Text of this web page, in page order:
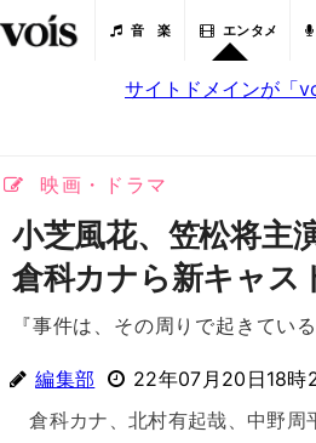
音 楽 エンタメ
サイトドメインが「
映画・ドラマ
小芝風花、笠松将主
倉科カナら新キャス
『事件は、その周りで起きている
編集部 22年07月20日18時
倉科カナ、北村有起哉、中野周